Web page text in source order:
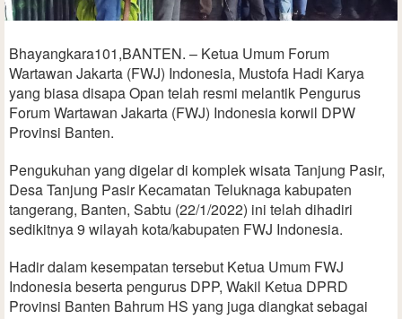
Bhayangkara101,BANTEN. – Ketua Umum Forum
Wartawan Jakarta (FWJ) Indonesia, Mustofa Hadi Karya
yang biasa disapa Opan telah resmi melantik Pengurus
Forum Wartawan Jakarta (FWJ) Indonesia korwil DPW
Provinsi Banten.
Pengukuhan yang digelar di komplek wisata Tanjung Pasir,
Desa Tanjung Pasir Kecamatan Teluknaga kabupaten
tangerang, Banten, Sabtu (22/1/2022) ini telah dihadiri
sedikitnya 9 wilayah kota/kabupaten FWJ Indonesia.
Hadir dalam kesempatan tersebut Ketua Umum FWJ
Indonesia beserta pengurus DPP, Wakil Ketua DPRD
Provinsi Banten Bahrum HS yang juga diangkat sebagai